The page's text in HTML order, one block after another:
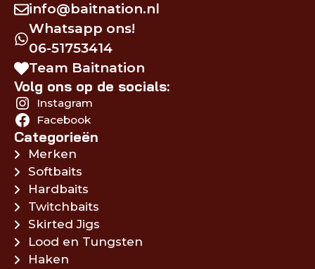
info@baitnation.nl
Whatsapp ons!
06-51753414
Team Baitnation
Volg ons op de socials:
Instagram
Facebook
Categorieën
Merken
Softbaits
Hardbaits
Twitchbaits
Skirted Jigs
Lood en Tungsten
Haken